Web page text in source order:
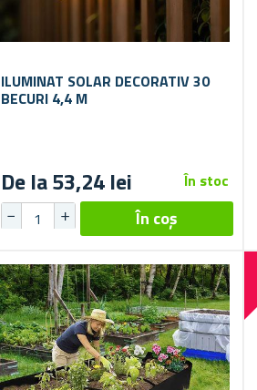
ILUMINAT SOLAR DECORATIV 30
BECURI 4,4 M
De la 53,24 lei În stoc